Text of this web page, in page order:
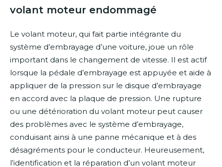
volant moteur endommagé
Le volant moteur, qui fait partie intégrante du
système d’embrayage d’une voiture, joue un rôle
important dans le changement de vitesse. Il est actif
lorsque la pédale d’embrayage est appuyée et aide à
appliquer de la pression sur le disque d’embrayage
en accord avec la plaque de pression. Une rupture
ou une détérioration du volant moteur peut causer
des problèmes avec le système d’embrayage,
conduisant ainsi à une panne mécanique et à des
désagréments pour le conducteur. Heureusement,
l’identification et la réparation d’un volant moteur